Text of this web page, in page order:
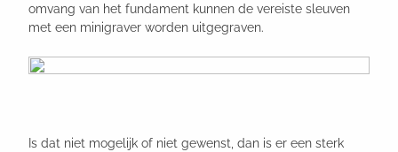
omvang van het fundament kunnen de vereiste sleuven
met een minigraver worden uitgegraven.
Is dat niet mogelijk of niet gewenst, dan is er een sterk